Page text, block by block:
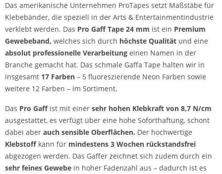
Das amerikanische Unternehmen ProTapes setzt Maßstäbe für
Klebebänder, die speziell in der Arts & Entertainmentindustrie
verklebt werden. Das Pro Gaff Tape 24 mm ist ein Premium
Gewebeband, welches sich durch höchste Qualität und eine
absolut professionelle Verarbeitung einen Namen in der
Branche gemacht hat. Das schmale Gaffa Tape halten wir in
insgesamt 17 Farben – 5 fluoreszierende Neon Farben sowie
weitere 12 Farben – im Sortiment.
Das Pro Gaffist mit einer sehr hohen Klebkraft von 8,7 N/cm
ausgestattet, es verfügt über eine hohe Soforthaftung, schont
dabei aber auch sensible Oberflächen. Der hochwertige
Klebstoffkann für mindestens 3 Wochen rückstandsfrei
abgezogen werden. Das Gaffer zeichnet sich zudem durch ein
sehr feines Gewebe in hoher Fadenzahl aus – dadurch ist es